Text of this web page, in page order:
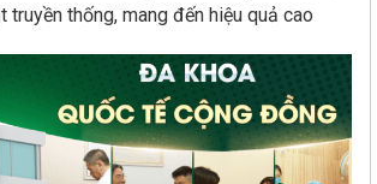
truyền thống, mang đến hiệu quả cao